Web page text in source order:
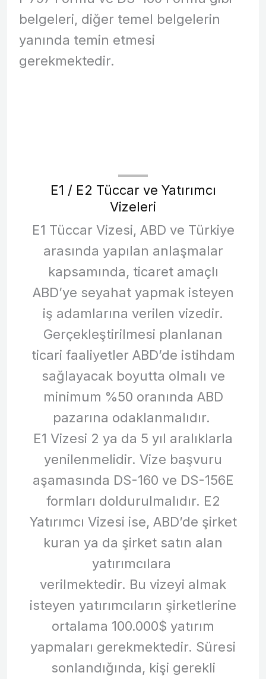
belgeleri, diğer temel belgelerin
yanında temin etmesi
gerekmektedir.
E1 / E2 Tüccar ve Yatırımcı
Vizeleri
E1 Tüccar Vizesi, ABD ve Türkiye
arasında yapılan anlaşmalar
kapsamında, ticaret amaçlı
ABD’ye seyahat yapmak isteyen
iş adamlarına verilen vizedir.
Gerçekleştirilmesi planlanan
ticari faaliyetler ABD’de istihdam
sağlayacak boyutta olmalı ve
minimum %50 oranında ABD
pazarına odaklanmalıdır.
E1 Vizesi 2 ya da 5 yıl aralıklarla
yenilenmelidir. Vize başvuru
aşamasında DS-160 ve DS-156E
formları doldurulmalıdır. E2
Yatırımcı Vizesi ise, ABD’de şirket
kuran ya da şirket satın alan
yatırımcılara
verilmektedir. Bu vizeyi almak
isteyen yatırımcıların şirketlerine
ortalama 100.000$ yatırım
yapmaları gerekmektedir. Süresi
sonlandığında, kişi gerekli